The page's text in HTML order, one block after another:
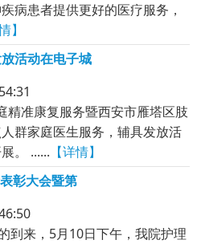
病患者提供更好的医疗服务，
】
活动在电子城
精准康复服务暨西安市雁塔区肢
群家庭医生服务，辅具发放活
。 ...... 【详情】
彰大会暨第
到来，5月10日下午，我院护理